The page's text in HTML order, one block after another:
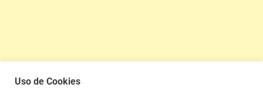
Uso de Cookies